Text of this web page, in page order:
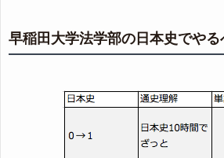
早稲田大学法学部の日本史でやる